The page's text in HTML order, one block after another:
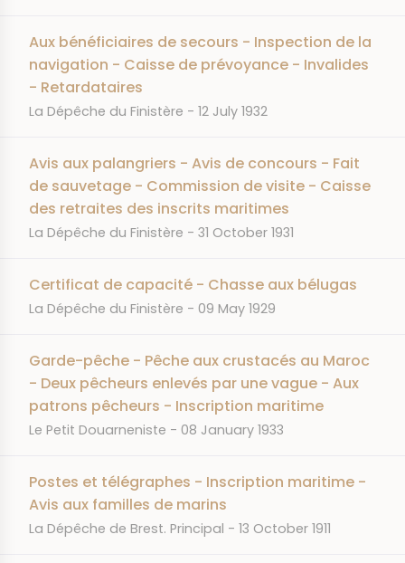
Aux bénéficiaires de secours - Inspection de la
navigation - Caisse de prévoyance - Invalides
- Retardataires
JOURNAL
La Dépêche du Finistère DATE
12 July 1932
Avis aux palangriers - Avis de concours - Fait
de sauvetage - Commission de visite - Caisse
des retraites des inscrits maritimes
JOURNAL
La Dépêche du Finistère DATE
31 October 1931
Certificat de capacité - Chasse aux bélugas
JOURNAL
La Dépêche du Finistère DATE
09 May 1929
Garde-pêche - Pêche aux crustacés au Maroc
- Deux pêcheurs enlevés par une vague - Aux
patrons pêcheurs - Inscription maritime
JOURNAL
Le Petit Douarneniste DATE
08 January 1933
Postes et télégraphes - Inscription maritime -
Avis aux familles de marins
JOURNAL
La Dépêche de Brest. Principal DATE
13 October 1911